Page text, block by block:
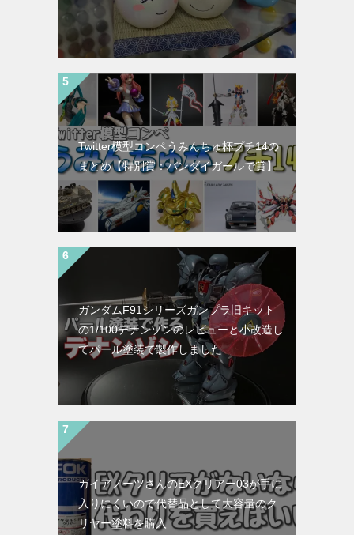
Twitter模型コンペうみんちゅ杯プチ14の
まとめ【特別賞：バンダイガールで賞】
ガンダムF91シリーズガンプラ旧キット
の1/100デナンゾンのレビューと小改造し
てパール塗装で製作しました
ガイアノーツさんのEXクリアー03が手に
入りにくいので代替品として大容量のク
リヤー塗料を購入